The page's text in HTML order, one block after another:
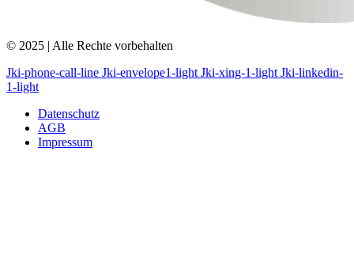
© 2025 | Alle Rechte vorbehalten
Jki-phone-call-line Jki-envelope1-light Jki-xing-1-light Jki-linkedin-
1-light
Datenschutz
AGB
Impressum